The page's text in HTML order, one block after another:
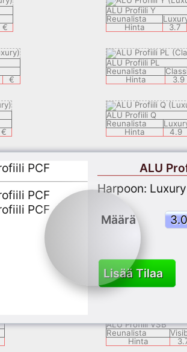
€
ALU Profiili Y
Reunalista
Hinta
3.7
€
ALU Profiili PL
Reunalista
Hinta
3.9
€
ALU Profiili Q
Reunalista
Hinta
4.9
€
ALU Profiili LEDSAL
Reunalista
Hinta
ALU Profiili LEDEC 8
Reunalista
ALU Profiili KSP1
Reunalista
Hinta
ALU Profiili VSB
Reunalista
Hinta
ALU
Harpoon: Luxury
Määrä
Lisää Tilaa